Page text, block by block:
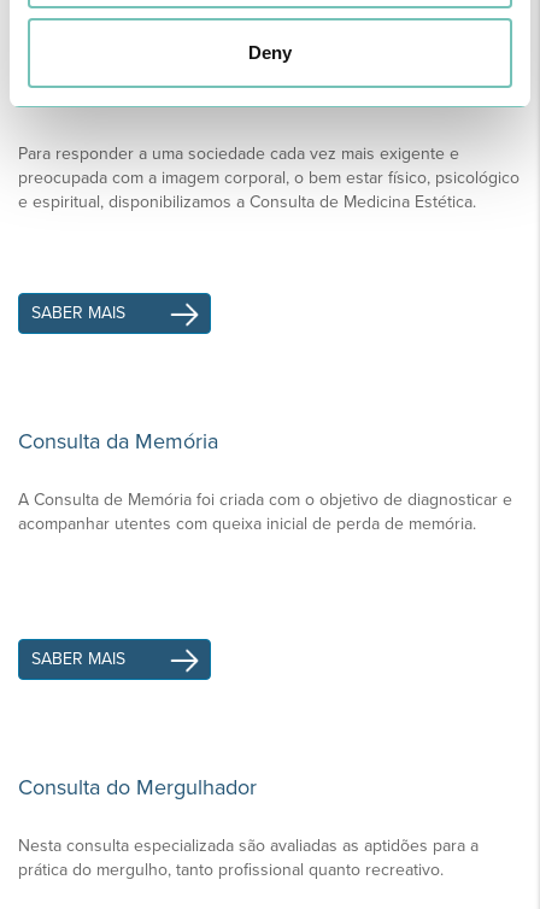
Deny
Consulta de Medicina Estética
Para responder a uma sociedade cada vez mais exigente e
preocupada com a imagem corporal, o bem estar físico, psicológico
e espiritual, disponibilizamos a Consulta de Medicina Estética.
SABER MAIS
Consulta da Memória
A Consulta de Memória foi criada com o objetivo de diagnosticar e
acompanhar utentes com queixa inicial de perda de memória.
SABER MAIS
Consulta do Mergulhador
Nesta consulta especializada são avaliadas as aptidões para a
prática do mergulho, tanto profissional quanto recreativo.